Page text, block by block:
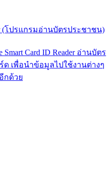
(โปรแกรมอ่านบัตรประชาชน)
Card ID Reader อ่านบัตร
เพื่อนำข้อมูลไปใช้งานต่างๆ
กด้วย